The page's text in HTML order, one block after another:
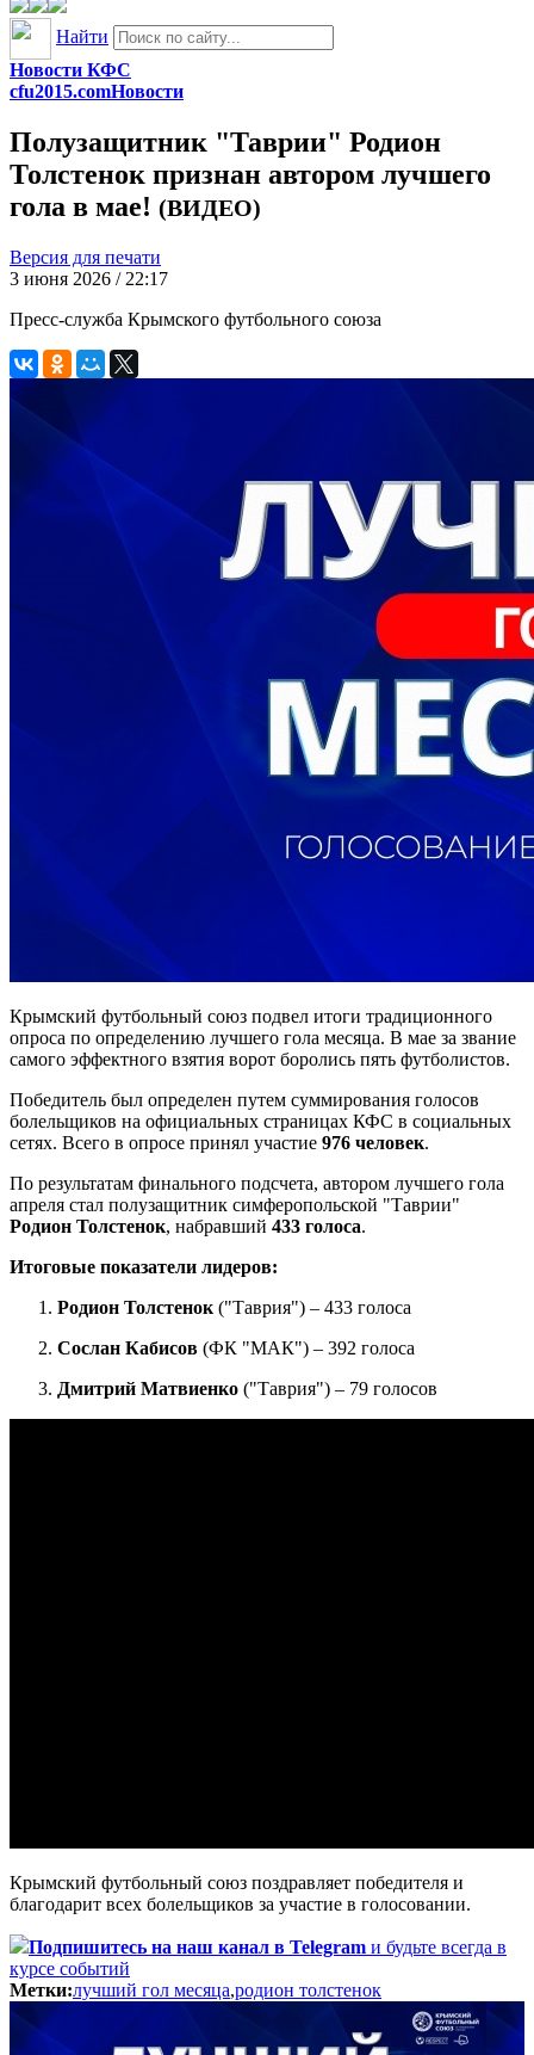
Найти
Новости КФС
cfu2015.comНовости
Полузащитник "Таврии" Родион
Толстенок признан автором лучшего
гола в мае! (ВИДЕО)
Версия для печати
3 июня 2026 / 22:17
Пресс-служба Крымского футбольного союза
Крымский футбольный союз подвел итоги традиционного
опроса по определению лучшего гола месяца. В мае за звание
самого эффектного взятия ворот боролись пять футболистов.
Победитель был определен путем суммирования голосов
болельщиков на официальных страницах КФС в социальных
сетях. Всего в опросе принял участие 976 человек.
По результатам финального подсчета, автором лучшего гола
апреля стал полузащитник симферопольской "Таврии"
Родион Толстенок, набравший 433 голоса.
Итоговые показатели лидеров:
Родион Толстенок ("Таврия") – 433 голоса
Сослан Кабисов (ФК "МАК") – 392 голоса
Дмитрий Матвиенко ("Таврия") – 79 голосов
Крымский футбольный союз поздравляет победителя и
благодарит всех болельщиков за участие в голосовании.
Подпишитесь на наш канал в Telegram и будьте всегда в
курсе событий
Метки:лучший гол месяца,родион толстенок